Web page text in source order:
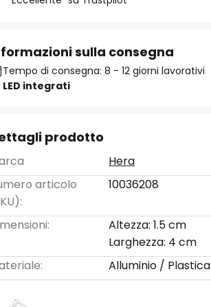
sulla consegna
Tempo di consegna: 8 - 12 giorni lavorativi
LED integrati
prodotto
Hera
articolo
10036208
Altezza: 1.5 cm
Larghezza: 4 cm
Alluminio / Plastica